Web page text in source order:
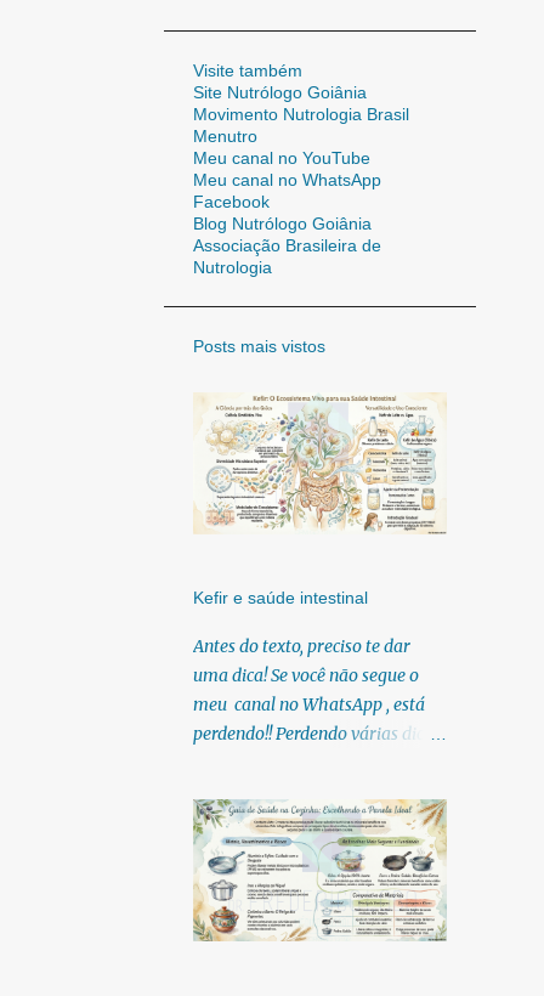
Visite também
Site Nutrólogo Goiânia
Movimento Nutrologia Brasil
Menutro
Meu canal no YouTube
Meu canal no WhatsApp
Facebook
Blog Nutrólogo Goiânia
Associação Brasileira de
Nutrologia
Posts mais vistos
Kefir e saúde intestinal
Antes do texto, preciso te dar
uma dica! Se você não segue o
meu canal no WhatsApp , está
perdendo!! Perdendo várias dicas,
infográficos, o link para
download dos meus e-books.
Para acessar clique no link:
https://whatsapp.com/channel/0
029Vb6U4AqKgsNzkBhubA40